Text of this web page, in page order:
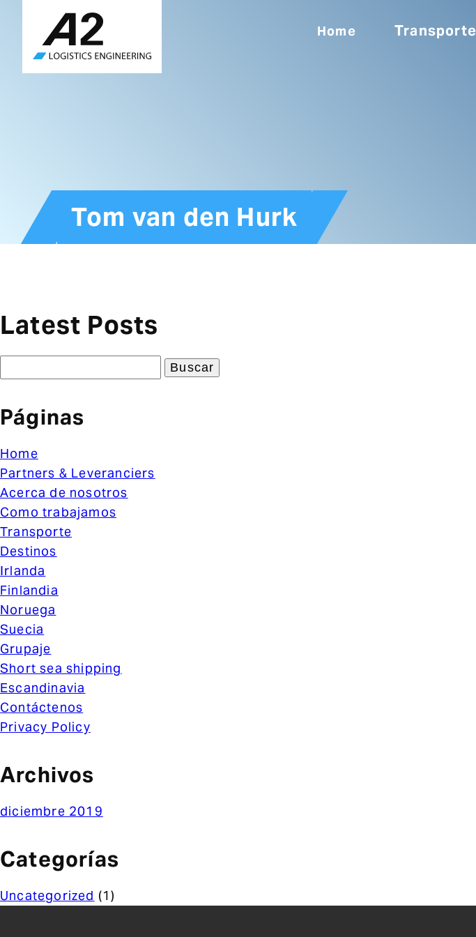
Home Transporte
Tom van den Hurk
Latest Posts
Páginas
Home
Partners & Leveranciers
Acerca de nosotros
Como trabajamos
Transporte
Destinos
Irlanda
Finlandia
Noruega
Suecia
Grupaje
Short sea shipping
Escandinavia
Contáctenos
Privacy Policy
Archivos
diciembre 2019
Categorías
Uncategorized (1)